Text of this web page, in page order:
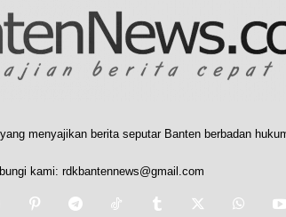
menyajikan berita seputar Banten berbadan
kami: rdkbantennews@gmail.com